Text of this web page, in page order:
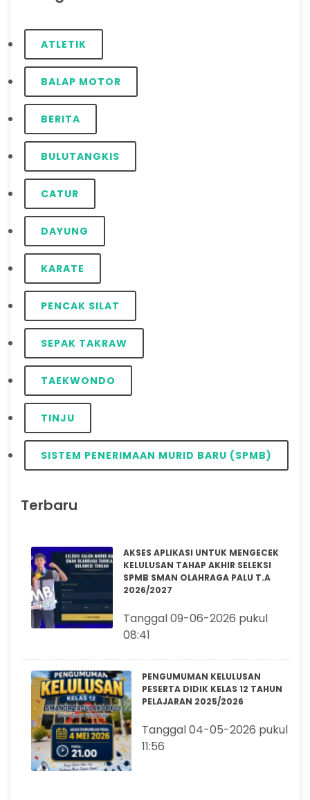
ATLETIK
BALAP MOTOR
BERITA
BULUTANGKIS
CATUR
DAYUNG
KARATE
PENCAK SILAT
SEPAK TAKRAW
TAEKWONDO
TINJU
SISTEM PENERIMAAN MURID BARU (SPMB)
Terbaru
AKSES APLIKASI UNTUK MENGECEK
KELULUSAN TAHAP AKHIR SELEKSI
SPMB SMAN OLAHRAGA PALU T.A
2026/2027
Tanggal 09-06-2026 pukul
08:41
PENGUMUMAN KELULUSAN
PESERTA DIDIK KELAS 12 TAHUN
PELAJARAN 2025/2026
Tanggal 04-05-2026 pukul
11:56